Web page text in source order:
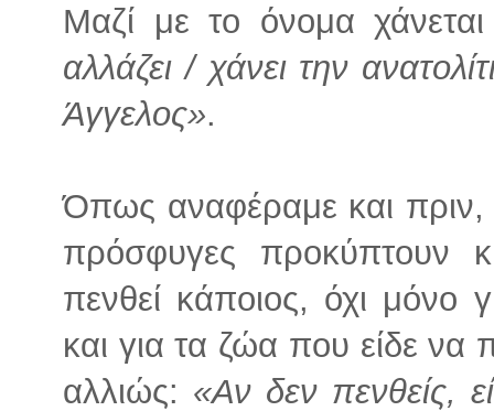
Μαζί με το όνομα
αλλάζει / χάνει την
Άγγελος».
Όπως αναφέραμε και πριν,
πρόσφυγες προκύπτουν
πενθεί κάποιος, όχι μόνο
και για τα ζώα που είδε να
αλλιώς: «Αν δεν πενθείς,